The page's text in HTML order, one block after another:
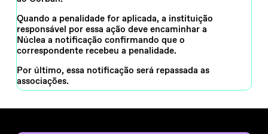
Quando a penalidade for aplicada, a instituição
responsável por essa ação deve encaminhar a
Núclea a notificação confirmando que o
correspondente recebeu a penalidade.
Por último, essa notificação será repassada as
associações.